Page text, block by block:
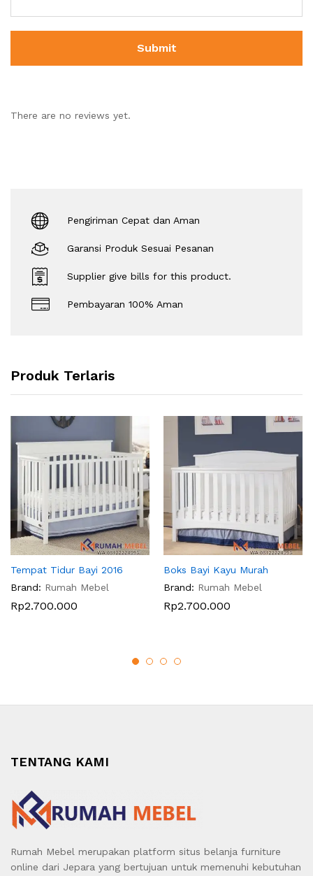
There are no reviews yet.
Pengiriman Cepat dan Aman
Garansi Produk Sesuai Pesanan
Supplier give bills for this product.
Pembayaran 100% Aman
Produk Terlaris
Tempat Tidur Bayi 2016
Brand: Rumah Mebel
Rp2.700.000
Boks Bayi Kayu Murah
Brand: Rumah Mebel
Rp2.700.000
TENTANG KAMI
Rumah Mebel merupakan platform situs belanja furniture
online dari Jepara yang bertujuan untuk memenuhi kebutuhan